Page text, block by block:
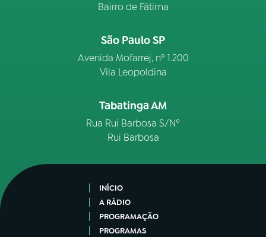
Bairro de Fátima
São Paulo SP
Avenida Mofarrej, nº 1.200
Vila Leopoldina
Tabatinga AM
Rua Rui Barbosa S/Nº
Rui Barbosa
INÍCIO
A RÁDIO
PROGRAMAÇÃO
PROGRAMAS